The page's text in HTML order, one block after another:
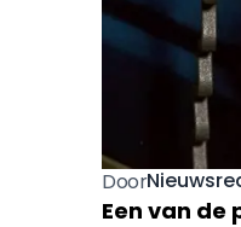
Door
Een van